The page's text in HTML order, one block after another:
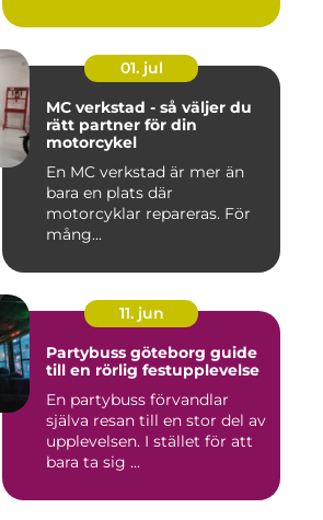
01. jul
MC verkstad - så väljer du
rätt partner för din
motorcykel
En MC verkstad är mer än
bara en plats där
motorcyklar repareras. För
mång...
11. jun
Partybuss göteborg guide
till en rörlig festupplevelse
En partybuss förvandlar
själva resan till en stor del av
upplevelsen. I stället för att
bara ta sig ...